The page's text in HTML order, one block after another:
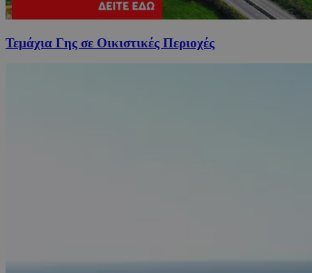
Τεμάχια Γης σε Οικιστικές Περιοχές